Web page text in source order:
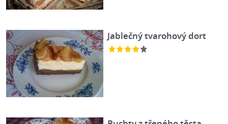
Jablečný tvarohový dort